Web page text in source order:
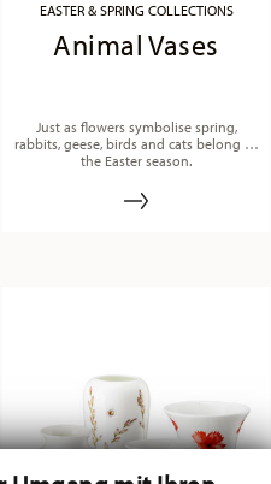
EASTER & SPRING COLLECTIONS
Animal Vases
Just as flowers symbolise spring,
rabbits, geese, birds and cats belong to
the Easter season.